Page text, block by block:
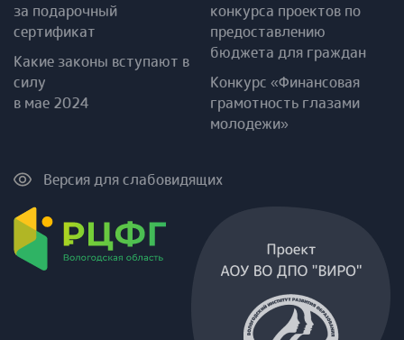
за подарочный
сертификат
Какие законы вступают в
силу
в мае 2024
конкурса проектов по
предоставлению
бюджета для граждан
Конкурс «Финансовая
грамотность глазами
молодежи»
Версия для слабовидящих